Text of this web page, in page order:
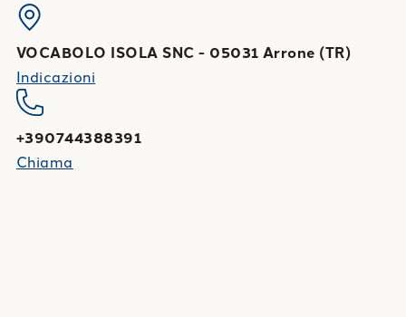
VOCABOLO ISOLA SNC - 05031 Arrone (TR)
Indicazioni
+390744388391
Chiama